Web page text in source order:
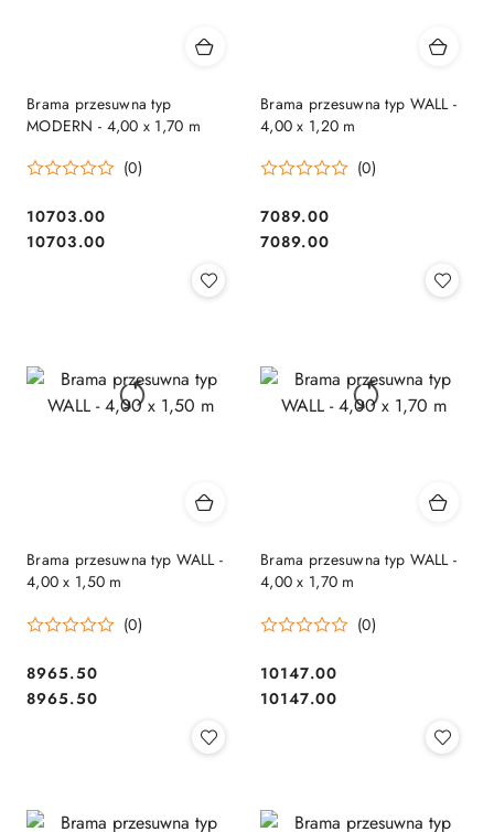
Brama przesuwna typ
MODERN - 4,00 x 1,70 m
(0)
Cena:
10703.00
Cena:
10703.00
Brama przesuwna typ WALL -
4,00 x 1,20 m
(0)
Cena:
7089.00
Cena:
7089.00
Brama przesuwna typ WALL -
4,00 x 1,50 m
(0)
Cena:
8965.50
Cena:
8965.50
Brama przesuwna typ WALL -
4,00 x 1,70 m
(0)
Cena:
10147.00
Cena:
10147.00